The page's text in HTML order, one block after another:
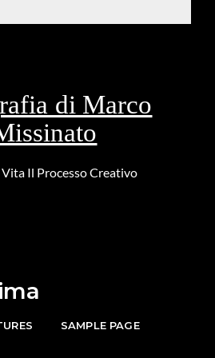
di Marco
Vita Il Processo Creativo
SAMPLE PAGE